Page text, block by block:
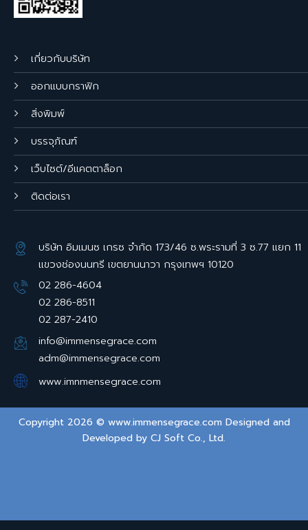
เกี่ยวกับบริษัท
ออกแบบกราฟิก
สิ่งพิมพ์
บรรจุภัณฑ์
เว็บไซต์/อีแคตตาล็อก
ติดต่อเรา
บริษัท อิมเมนซ เกรซ จำกัด 173/46 ซ.พระรามที่ 3 ซ.77 แยก 11
แขวงช่องนนทรี เขตยานนาวา กรุงเทพฯ 10120
02 286-4604
02 286-8511
02 287-2410
info@immensegrace.com
adm@immensegrace.com
www.imnmensegrace.com
Copyright 2026 © www.immensegrace.com Designed and
Developed by CJ Soft Co., Ltd.